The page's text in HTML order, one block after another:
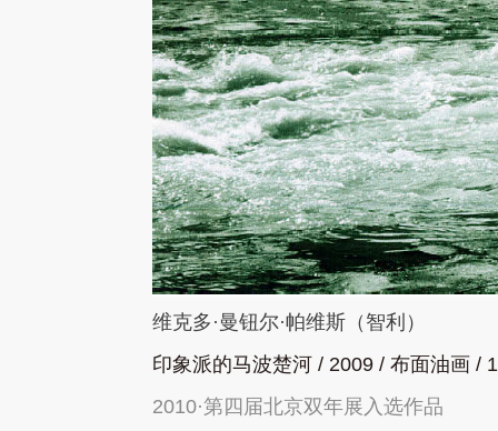
维克多 · 曼钮尔·帕维斯（智利）
印象派的马波楚河 / 2009 / 布面油画 /
2010·第四届北京双年展入选作品